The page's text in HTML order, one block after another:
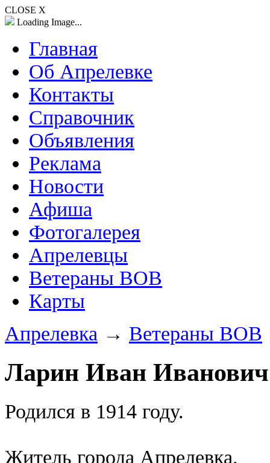
CLOSE X
Loading Image...
Главная
Об Апрелевке
Контакты
Справочник
Объявления
Реклама
Новости
Афиша
Фотогалерея
Апрелевцы
Ветераны ВОВ
Карты
Апрелевка → Ветераны ВОВ
Ларин Иван Иванович
Родился в 1914 году.
Житель города Апрелевка.